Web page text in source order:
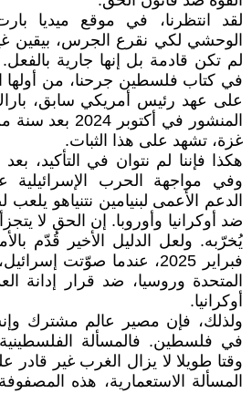
لقد انتظرنا، في موقع ميديا
الوحشي لكي نقرع الجرس، بيقين
لم تكن قادمة بل إنها جارية
على عهد رئيس أمريكي سابق، باراك
المنشور في
غزة، تشهد على هذا الثبات.
وفي مواجهة الحرب
الدعم الأعمى لبنيامين نتنياهو يلعب
ضد أوكرانيا وأوروبا. إن الحق لا
فبراير 2025، عندما صوّتت
المتحدة وروسيا، ضد قرار إدانة
أوكرانيا.
ولذلك، فإن مصير عالم مشترك
في فلسطين. فالمسألة
وقتا طويلا لا يزال الغرب غير قادر
المسألة الاستعمارية، هذه